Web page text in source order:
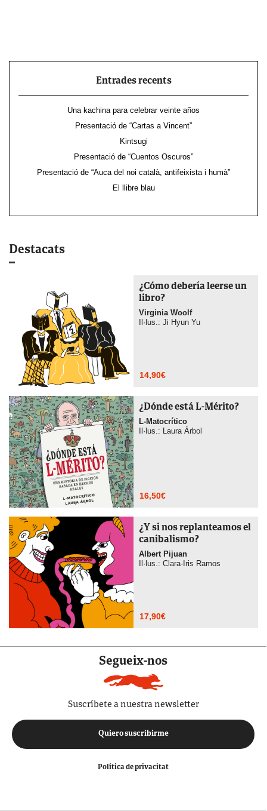
Entrades recents
Una kachina para celebrar veinte años
Presentació de “Cartas a Vincent”
Kintsugi
Presentació de “Cuentos Oscuros”
Presentació de “Auca del noi català, antifeixista i humà”
El llibre blau
Destacats
¿Cómo debería leerse un
libro?
Virginia Woolf
Il·lus.: Ji Hyun Yu
14,90€
¿Dónde está L-Mérito?
L-Matocrítico
Il·lus.: Laura Árbol
16,50€
¿Y si nos replanteamos el
canibalismo?
Albert Pijuan
Il·lus.: Clara-Iris Ramos
17,90€
Segueix-nos
Suscríbete a nuestra newsletter
Quiero suscribirme
Política de privacitat